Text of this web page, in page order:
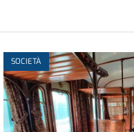
SOCIETÀ